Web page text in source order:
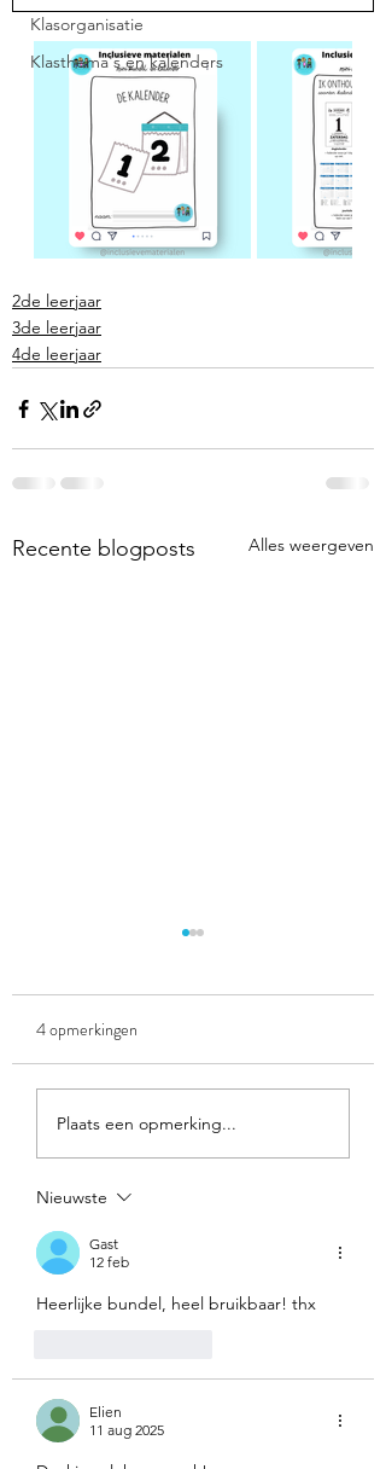
Klasorganisatie
Klasthema's en kalenders
2de leerjaar
3de leerjaar
4de leerjaar
Recente blogposts Alles weergeven
spel: winkelen bij Action
4 opmerkingen
Plaats een opmerking...
Nieuwste
Gast
12 feb
Heerlijke bundel, heel bruikbaar! thx
Elien
11 aug 2025